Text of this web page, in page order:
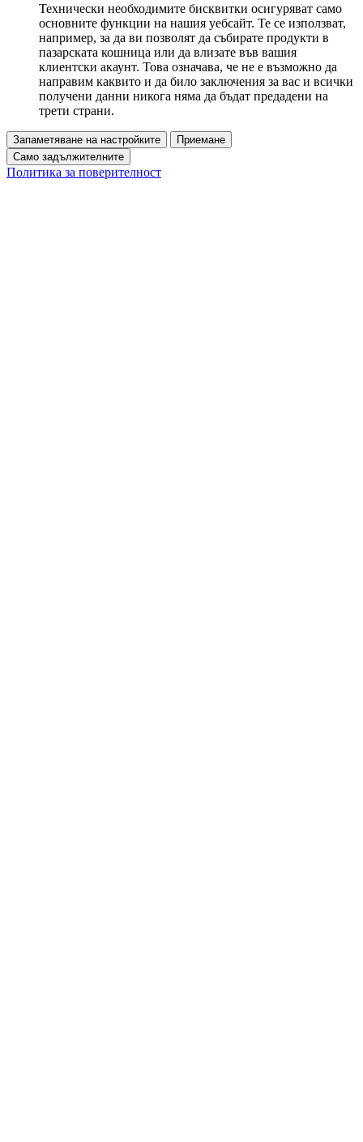
Технически необходимите бисквитки осигуряват само
основните функции на нашия уебсайт. Те се използват,
например, за да ви позволят да събирате продукти в
пазарската кошница или да влизате във вашия
клиентски акаунт. Това означава, че не е възможно да
направим каквито и да било заключения за вас и всички
получени данни никога няма да бъдат предадени на
трети страни.
Запаметяване на настройките
Приемане
Само задължителните
Политика за поверителност